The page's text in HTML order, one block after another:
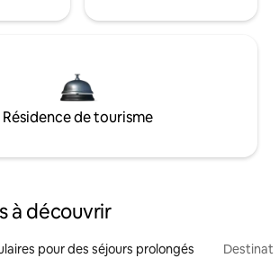
Résidence de tourisme
à découvrir
pour des séjours prolongés